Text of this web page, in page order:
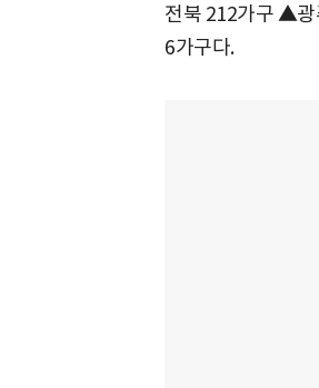
전북 212가구 ▲
6가구다.